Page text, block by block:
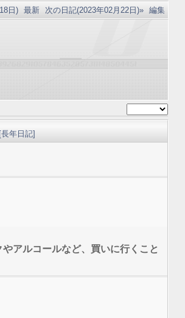
日) 最新 次の日記(2023年02月22日)» 編集
長年日記]
アルコールなど、買いに行くこと